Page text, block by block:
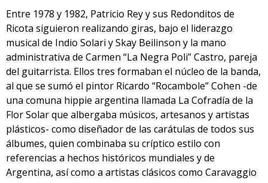
Entre 1978 y 1982, Patricio Rey y sus Redonditos de
Ricota siguieron realizando giras, bajo el liderazgo
musical de Indio Solari y Skay Beilinson y la mano
administrativa de Carmen “La Negra Poli” Castro, pareja
del guitarrista. Ellos tres formaban el núcleo de la banda,
al que se sumó el pintor Ricardo “Rocambole” Cohen -de
una comuna hippie argentina llamada La Cofradía de la
Flor Solar que albergaba músicos, artesanos y artistas
plásticos- como diseñador de las carátulas de todos sus
álbumes, quien combinaba su críptico estilo con
referencias a hechos históricos mundiales y de
Argentina, así como a artistas clásicos como Caravaggio